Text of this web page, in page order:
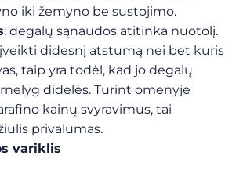
iki žemyno be sustojimo.
: degalų sąnaudos atitinka nuotolį.
įveikti didesnį atstumą nei bet kuris
taip yra todėl, kad jo degalų
didelės. Turint omenyje
kainų svyravimus, tai
privalumas.
variklis